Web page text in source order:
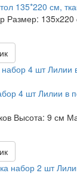
135*220 см,
Размер: 135х220
4 шт Лилии в
Высота: 9 см